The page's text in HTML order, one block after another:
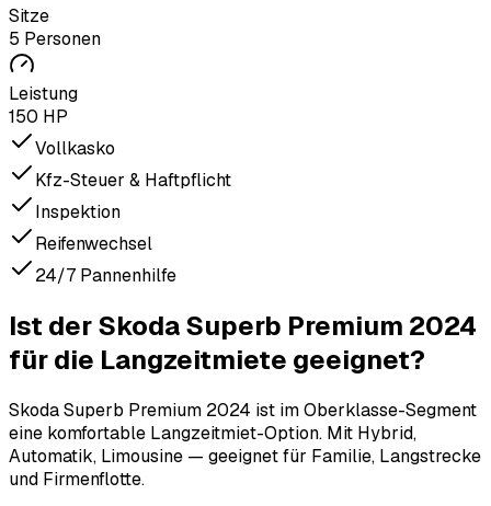
Sitze
5 Personen
Leistung
150 HP
Vollkasko
Kfz-Steuer & Haftpflicht
Inspektion
Reifenwechsel
24/7 Pannenhilfe
Ist der Skoda Superb Premium 2024
für die Langzeitmiete geeignet?
Skoda Superb Premium 2024 ist im Oberklasse-Segment
eine komfortable Langzeitmiet-Option. Mit Hybrid,
Automatik, Limousine — geeignet für Familie, Langstrecke
und Firmenflotte.